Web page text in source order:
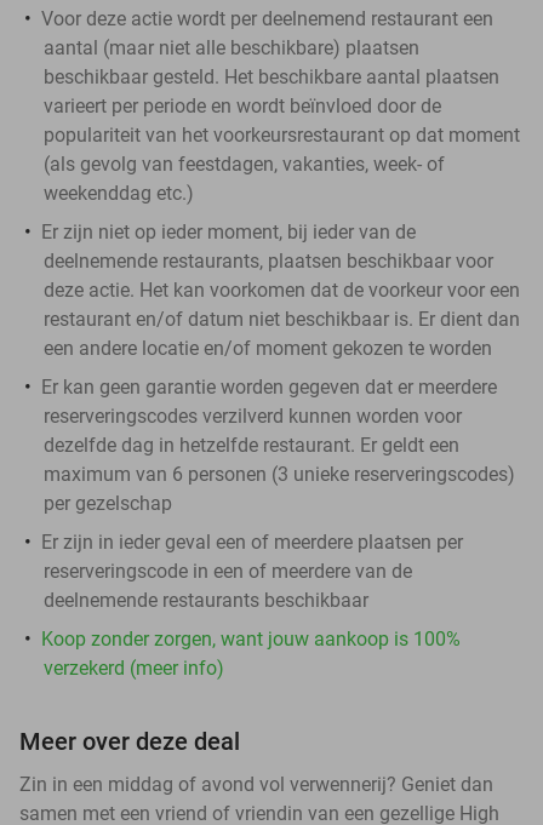
Voor deze actie wordt per deelnemend restaurant een
aantal (maar niet alle beschikbare) plaatsen
beschikbaar gesteld. Het beschikbare aantal plaatsen
varieert per periode en wordt beïnvloed door de
populariteit van het voorkeursrestaurant op dat moment
(als gevolg van feestdagen, vakanties, week- of
weekenddag etc.)
Er zijn niet op ieder moment, bij ieder van de
deelnemende restaurants, plaatsen beschikbaar voor
deze actie. Het kan voorkomen dat de voorkeur voor een
restaurant en/of datum niet beschikbaar is. Er dient dan
een andere locatie en/of moment gekozen te worden
Er kan geen garantie worden gegeven dat er meerdere
reserveringscodes verzilverd kunnen worden voor
dezelfde dag in hetzelfde restaurant. Er geldt een
maximum van 6 personen (3 unieke reserveringscodes)
per gezelschap
Er zijn in ieder geval een of meerdere plaatsen per
reserveringscode in een of meerdere van de
deelnemende restaurants beschikbaar
Koop zonder zorgen, want jouw aankoop is 100%
verzekerd (meer info)
Meer over deze deal
Zin in een middag of avond vol verwennerij? Geniet dan
samen met een vriend of vriendin van een gezellige High